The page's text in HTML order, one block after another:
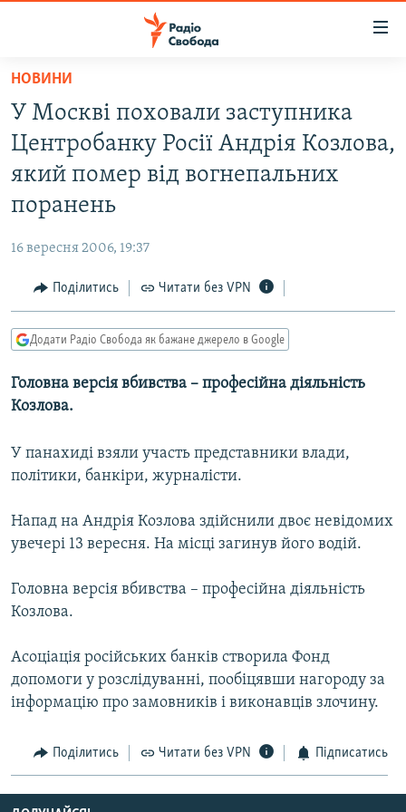
Перейти
основного
матеріалу
Перейти
до
основної
Перейти
пошуку
ВСЕ ЗА ДОБУ
СТАТТІ
СУСПІЛЬСТВО
КУЛЬТУРА
СПОРТ
СВІТ
ДОНБАС.РЕАЛІЇ
КРИМ.РЕАЛІЇ
ТИ ЯК?
КИТАЙ.ВИКЛИКИ
ФОТО
СПЕЦПРОЄКТИ
ПОДКАСТИ
РУС
КТАТ
ДОЛУЧАЙСЯ!
НОВИНИ
У Москві поховали заступника
Центробанку Росії Андрія Козлова,
який помер від вогнепальних
поранень
16 вересня 2006, 19:37
Поділитись Читати без VPN
Додати Радіо Свобода як бажане джерело в Google
Головна версія вбивства – професійна діяльність
Козлова.
У панахиді взяли участь представники влади,
політики, банкіри, журналісти.
Напад на Андрія Козлова здійснили двоє невідомих
увечері 13 вересня. На місці загинув його водій.
Головна версія вбивства – професійна діяльність
Козлова.
Асоціація російських банків створила Фонд
допомоги у розслідуванні, пообіцявши нагороду за
інформацію про замовників і виконавців злочину.
Поділитись Читати без VPN Підписатись